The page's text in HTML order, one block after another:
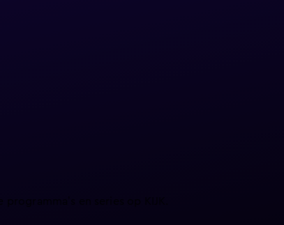
en series op KIJK.